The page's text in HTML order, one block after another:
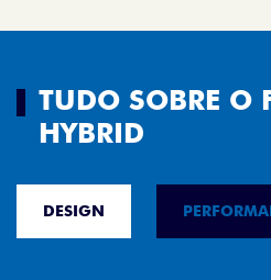
TUDO SOBRE O
HYBRID
DESIGN